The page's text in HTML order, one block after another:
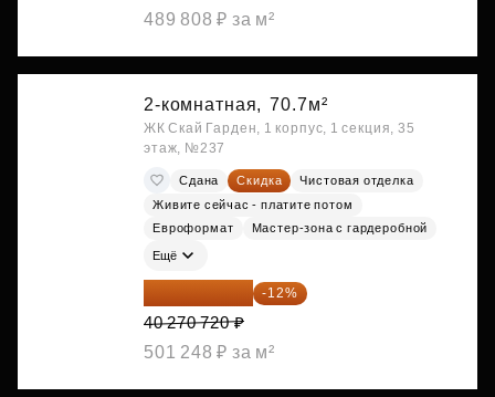
489 808 ₽ за м²
2-комнатная, 70.7м²
ЖК Скай Гарден, 1 корпус, 1 секция, 35
этаж, №237
Сдана Скидка
Чистовая отделка
Живите сейчас - платите потом
Евроформат
Мастер-зона с гардеробной
Ещё
35 438 234 ₽ -12%
40 270 720 ₽
501 248 ₽ за м²